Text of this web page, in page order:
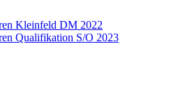
Kleinfeld DM 2022
Qualifikation S/O 2023